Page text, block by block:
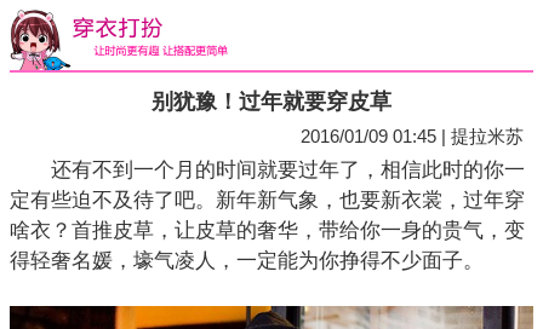
别犹豫！过年就要穿皮草
2016/01/09 01:45 | 提拉米苏
还有不到一个月的时间就要过年了，相信此时的你一
定有些迫不及待了吧。新年新气象，也要新衣裳，过年穿
啥衣？首推皮草，让皮草的奢华，带给你一身的贵气，变
得轻奢名媛，壕气凌人，一定能为你挣得不少面子。